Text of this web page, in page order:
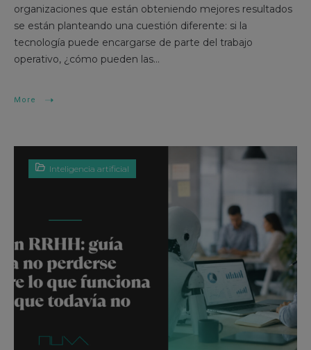
organizaciones que están obteniendo mejores resultados
se están planteando una cuestión diferente: si la
tecnología puede encargarse de parte del trabajo
operativo, ¿cómo pueden las...
More
Inteligencia artificial